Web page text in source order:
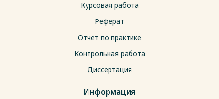
Курсовая работа
Реферат
Отчет по практике
Контрольная работа
Диссертация
Информация